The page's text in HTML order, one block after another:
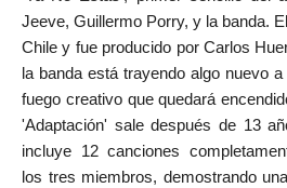
Jeeve, Guillermo Porry, y la banda.
Chile y fue producido por Carlos
la banda está trayendo algo nuevo
fuego creativo que quedará
'Adaptación' sale después de 13
incluye 12 canciones
los tres miembros, demostrando